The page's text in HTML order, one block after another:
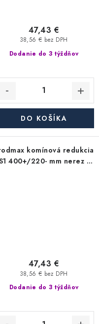
Dodanie do 3 týždňov
38,56 € bez DPH
47,43 €
DO KOŠÍKA
komínová redukcia
220- mm nerez -
Dodanie do 3 týždňov
38,56 € bez DPH
47,43 €